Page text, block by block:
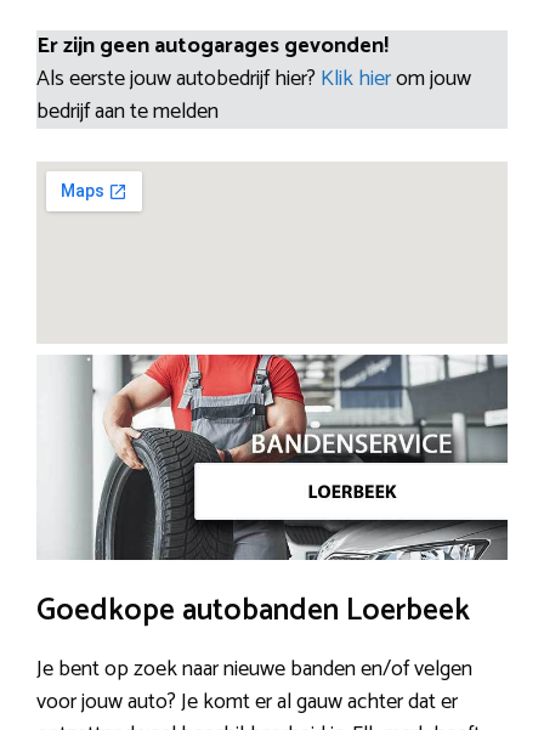
Er zijn geen autogarages gevonden!
Als eerste jouw autobedrijf hier? Klik hierom jouw
bedrijf aan te melden
Goedkope autobanden Loerbeek
Je bent op zoek naar nieuwe banden en/of velgen
voor jouw auto? Je komt er al gauw achter dat er